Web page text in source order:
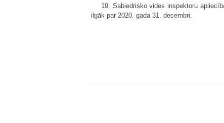
19. Sabiedrisko vides inspektoru
ilgāk par 2020. gada 31. decembri.